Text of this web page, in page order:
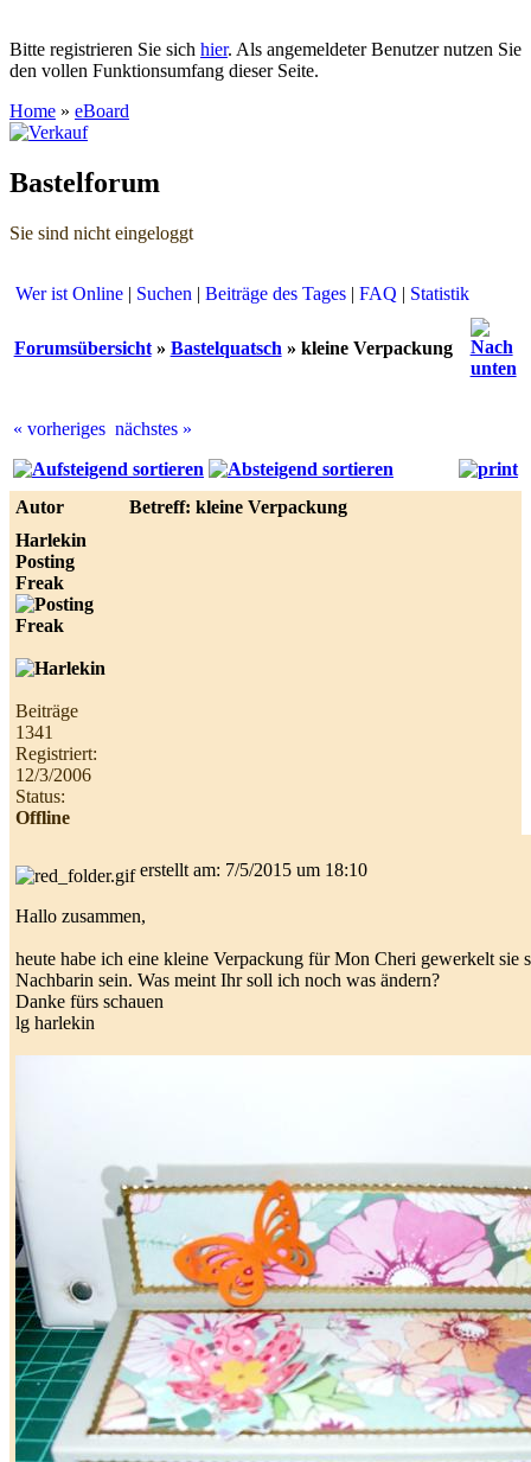
Bitte registrieren Sie sich hier. Als angemeldeter Benutzer nutzen Sie
den vollen Funktionsumfang dieser Seite.
Home » eBoard
Bastelforum
Sie sind nicht eingeloggt
Wer ist Online | Suchen | Beiträge des Tages | FAQ | Statistik
Forumsübersicht» Bastelquatsch » kleine Verpackung
online
live
casino
reviews.
« vorheriges nächstes »
Autor
Betreff: kleine Verpackung
Harlekin
Posting
Freak
Beiträge
1341
Registriert:
12/3/2006
Status:
Offline
erstellt am: 7/5/2015 um 18:10
Hallo zusammen,
heute habe ich eine kleine Verpackung für Mon Cheri gewerkelt sie
Nachbarin sein. Was meint Ihr soll ich noch was ändern?
Danke fürs schauen
lg harlekin